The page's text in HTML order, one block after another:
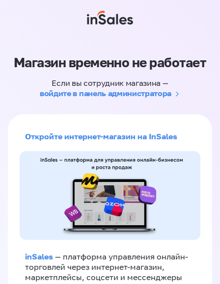
Магазин временно не работает
Если вы сотрудник магазина —
войдите в панель администратора
Откройте интернет-магазин на InSales
inSales — платформа управления онлайн-
торговлей через интернет-магазин,
маркетплейсы, соцсети и мессенджеры